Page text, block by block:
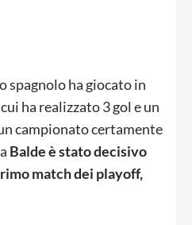
spagnolo ha giocato in
ha realizzato 3 gol e un
campionato certamente
Balde è stato decisivo
match dei playoff,